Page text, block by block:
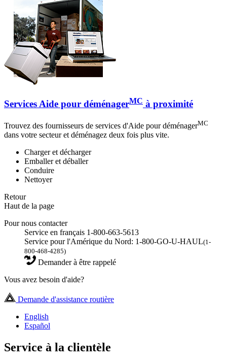
Services Aide pour déménagerMC à proximité
Trouvez des fournisseurs de services d'Aide pour déménagerMC
dans votre secteur et déménagez deux fois plus vite.
Charger et décharger
Emballer et déballer
Conduire
Nettoyer
Retour
Haut de la page
Pour nous contacter
Service en français 1-800-663-5613
Service pour l'Amérique du Nord: 1-800-GO-U-HAUL(1-
800-468-4285)
Demander à être rappelé
Vous avez besoin d'aide?
Demande d'assistance routière
English
Español
Service à la clientèle